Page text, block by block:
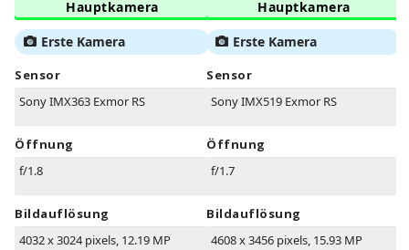
Hauptkamera
Erste Kamera
Sensor
Sony IMX363 Exmor RS
Öffnung
f/1.8
Bildauflösung
4032 x 3024 pixels, 12.19 MP
Hauptkamera
Erste Kamera
Sensor
Sony IMX519 Exmor RS
Öffnung
f/1.7
Bildauflösung
4608 x 3456 pixels, 15.93 MP